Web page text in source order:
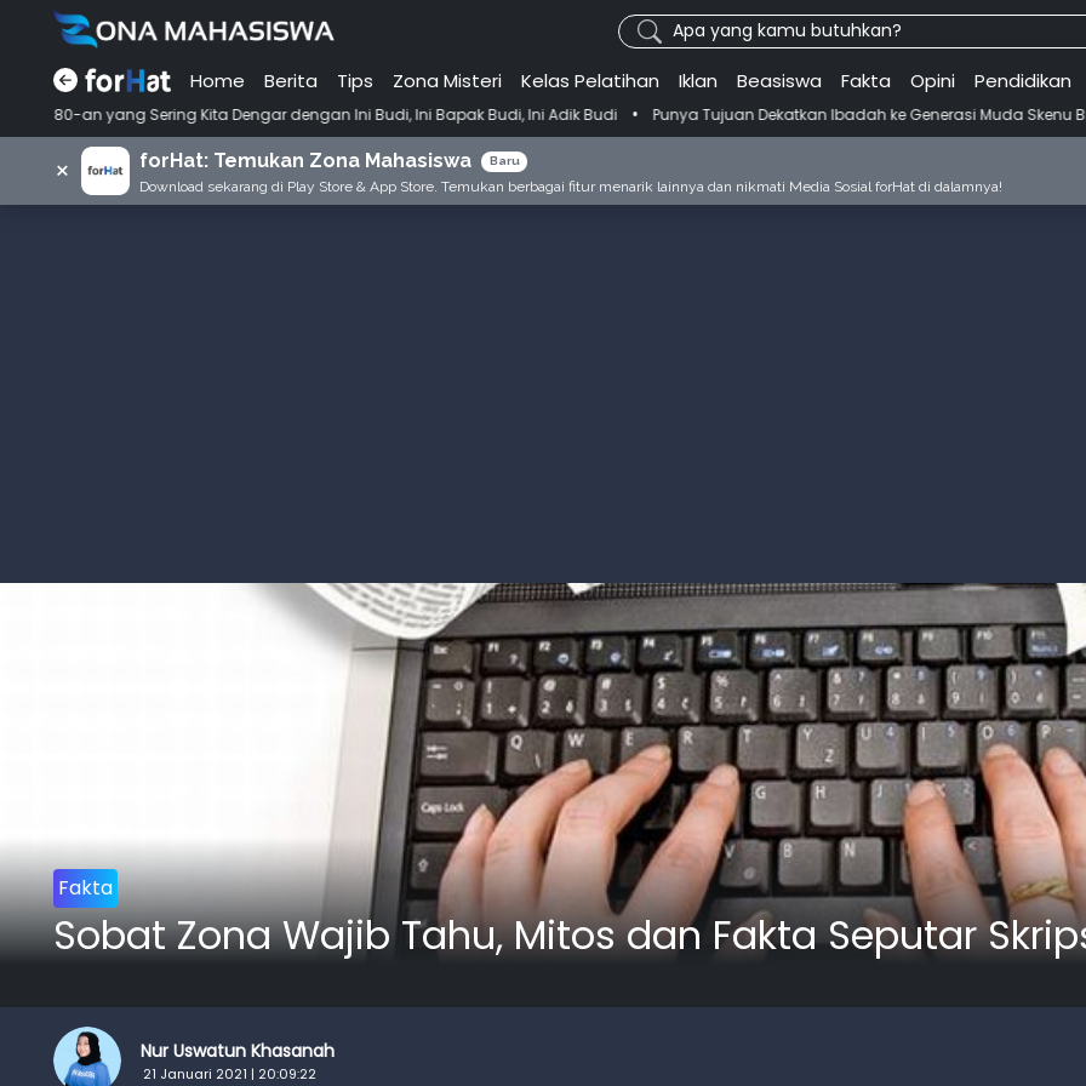
Apa yang kamu butuhkan?
Home Berita Tips Zona Misteri Kelas Pelatihan Iklan Beasiswa Fakta Opini Pendidikan
Kita Dengar dengan Ini Budi, Ini Bapak Budi, Ini Adik Budi • Punya Tujuan Dekatkan Ibadah ke Generasi Muda Skenu Bikin Panduan
× forHat: Temukan Zona Mahasiswa Baru
Download sekarang di Play Store & App Store. Temukan berbagai fitur menarik lainnya dan nikmati Media Sosial forHat di dalamnya!
Fakta
Sobat Zona Wajib Tahu, Mitos dan Fakta Seputar
Nur Uswatun Khasanah
21 Januari 2021 | 20:09:22